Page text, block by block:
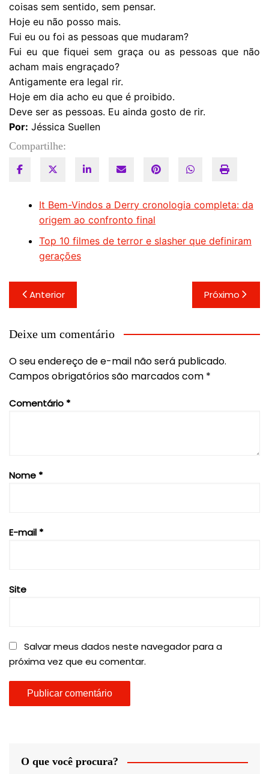
coisas sem sentido, sem pensar.
Hoje eu não posso mais.
Fui eu ou foi as pessoas que mudaram?
Fui eu que fiquei sem graça ou as pessoas que não
acham mais engraçado?
Antigamente era legal rir.
Hoje em dia acho eu que é proibido.
Deve ser as pessoas. Eu ainda gosto de rir.
Por: Jéssica Suellen
Compartilhe:
It Bem-Vindos a Derry cronologia completa: da
origem ao confronto final
Top 10 filmes de terror e slasher que definiram
gerações
Navegação
de
Post
Anterior Próximo
Deixe um comentário
O seu endereço de e-mail não será publicado.
Campos obrigatórios são marcados com *
Comentário *
Nome *
E-mail *
Site
Salvar meus dados neste navegador para a
próxima vez que eu comentar.
O que você procura?